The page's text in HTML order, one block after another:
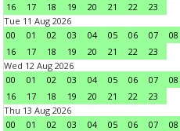
16
17 18 19 20 21 22
23
Tue 11 Aug 2026
00
01 02 03 04 05 06 07 08
16
17 18 19 20 21 22
23
Wed 12 Aug 2026
00
01 02 03 04 05 06 07 08
16
17 18 19 20 21 22
23
Thu 13 Aug 2026
00
01 02 03 04 05 06 07 08